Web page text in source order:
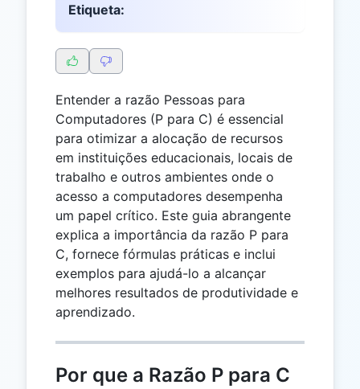
Etiqueta:
Entender a razão Pessoas para
Computadores (P para C) é essencial
para otimizar a alocação de recursos
em instituições educacionais, locais de
trabalho e outros ambientes onde o
acesso a computadores desempenha
um papel crítico. Este guia abrangente
explica a importância da razão P para
C, fornece fórmulas práticas e inclui
exemplos para ajudá-lo a alcançar
melhores resultados de produtividade e
aprendizado.
Por que a Razão P para C